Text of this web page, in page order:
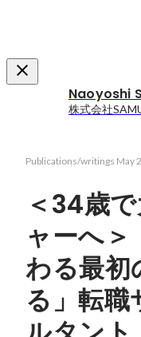
Naoyoshi
株式会社
Publications/writings May
＜34歳
ャーへ
わる最初
る」転